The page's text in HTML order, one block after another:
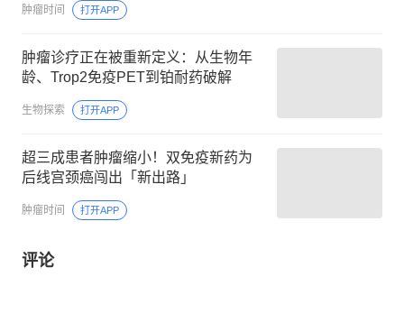
肿瘤时间 打开APP
肿瘤诊疗正在被重新定义：从生物年
龄、Trop2免疫PET到铂耐药破解
生物探索 打开APP
超三成患者肿瘤缩小！双免疫新药为
后线宫颈癌闯出「新出路」
肿瘤时间 打开APP
评论